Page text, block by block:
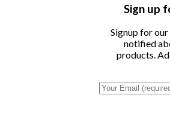
Sign up
Signup for
notified
products.